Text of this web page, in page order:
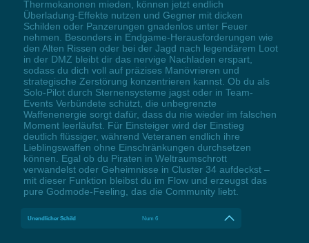
Thermokanonen mieden, können jetzt endlich
Überladung-Effekte nutzen und Gegner mit dicken
Schilden oder Panzerungen gnadenlos unter Feuer
nehmen. Besonders in Endgame-Herausforderungen wie
den Alten Rissen oder bei der Jagd nach legendärem Loot
in der DMZ bleibt dir das nervige Nachladen erspart,
sodass du dich voll auf präzises Manövrieren und
strategische Zerstörung konzentrieren kannst. Ob du als
Solo-Pilot durch Sternensysteme jagst oder in Team-
Events Verbündete schützt, die unbegrenzte
Waffenenergie sorgt dafür, dass du nie wieder im falschen
Moment leerläufst. Für Einsteiger wird der Einstieg
deutlich flüssiger, während Veteranen endlich ihre
Lieblingswaffen ohne Einschränkungen durchsetzen
können. Egal ob du Piraten in Weltraumschrott
verwandelst oder Geheimnisse in Cluster 34 aufdeckst –
mit dieser Funktion bleibst du im Flow und erzeugst das
pure Godmode-Feeling, das die Community liebt.
Unendlicher Schild Num 6